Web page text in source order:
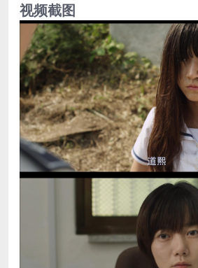
视频截图